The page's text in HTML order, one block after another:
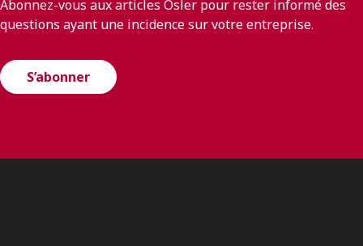
Abonnez-vous aux articles Osler pour rester informé des
questions ayant une incidence sur votre entreprise.
S’abonner